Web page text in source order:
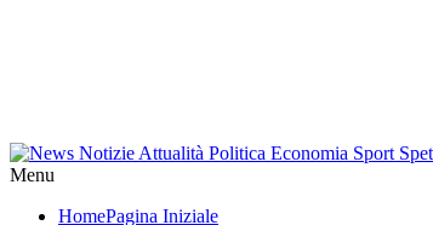
Menu
HomePagina Iniziale